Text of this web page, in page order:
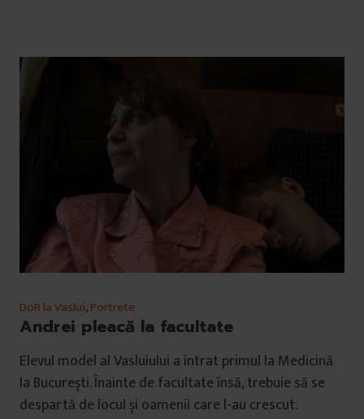
DoR la Vaslui,Portrete
Andrei pleacă la facultate
Elevul model al Vasluiului a intrat primul la Medicină
la București. Înainte de facultate însă, trebuie să se
despartă de locul și oamenii care l-au crescut.